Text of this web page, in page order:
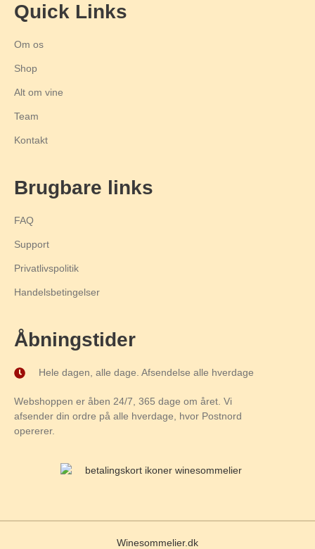
Quick Links
Om os
Shop
Alt om vine
Team
Kontakt
Brugbare links
FAQ
Support
Privatlivspolitik
Handelsbetingelser
Åbningstider
Hele dagen, alle dage. Afsendelse alle hverdage
Webshoppen er åben 24/7, 365 dage om året. Vi
afsender din ordre på alle hverdage, hvor Postnord
opererer.
Winesommelier.dk